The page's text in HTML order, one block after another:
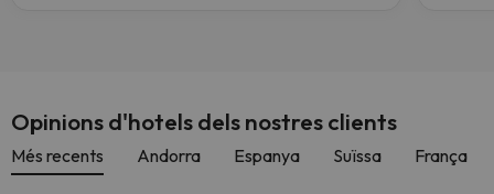
Opinions d'hotels dels nostres clients
Més recents Andorra Espanya Suïssa França